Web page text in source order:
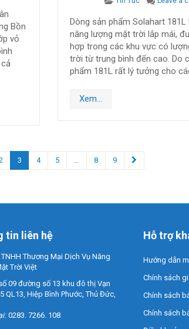
Bồn
vỏ
Dòng sản phẩm Solahart
năng lượng mặt trời lắp mái,
hợp trong các khu vực có
trời từ trung bình đến cao. Do
phẩm 181L rất lý tưởng cho
Xem...
3 4 5 8 9
tin liên hệ
Thương Mại Dịch Vụ Năng
Trời Việt
09 đường số 13 khu đô thị Vạn
QL13, Hiệp Bình Phước, Thủ Đức,
: 0283. 7266. 108
Hỗ trợ
Hướng dẫn
Chính sách
Chính sách
Chính sách